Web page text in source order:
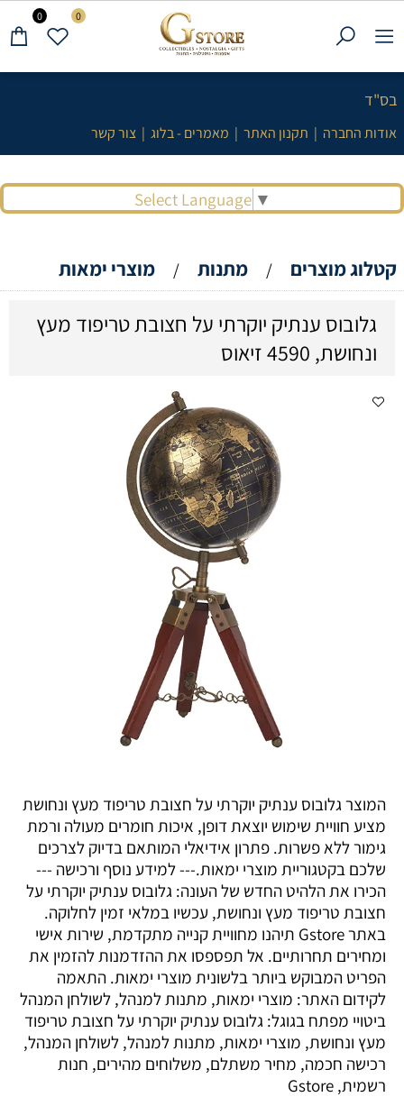
בס"ד
אודות החברה | תקנון האתר | מאמרים - בלוג | צור קשר
Select Language ▼
0 0
קטלוג מוצרים / מתנות / מוצרי ימאות
גלובוס ענתיק יוקרתי על חצובת טריפוד מעץ
ונחושת, 4590 זיאוס
המוצר גלובוס ענתיק יוקרתי על חצובת טריפוד מעץ ונחושת
מציע חוויית שימוש יוצאת דופן, איכות חומרים מעולה ורמת
גימור ללא פשרות. פתרון אידיאלי המותאם בדיוק לצרכים
שלכם בקטגוריית מוצרי ימאות.--- למידע נוסף ורכישה ---
הכירו את הלהיט החדש של העונה: גלובוס ענתיק יוקרתי על
חצובת טריפוד מעץ ונחושת, עכשיו במלאי זמין לחלוקה.
באתר Gstore תיהנו מחוויית קנייה מתקדמת, שירות אישי
ומחירים תחרותיים. אל תפספסו את ההזדמנות להזמין את
הפריט המבוקש ביותר בלשונית מוצרי ימאות. התאמה
לקידום האתר: מוצרי ימאות, מתנות למנהל, לשולחן המנהל
ביטויי מפתח בגוגל: גלובוס ענתיק יוקרתי על חצובת טריפוד
מעץ ונחושת, מוצרי ימאות, מתנות למנהל, לשולחן המנהל,
רכישה חכמה, מחיר משתלם, משלוחים מהירים, חנות
רשמית, Gstore